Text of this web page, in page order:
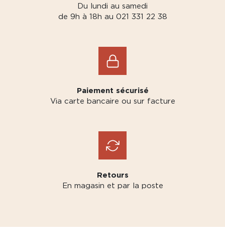
Du lundi au samedi
de 9h à 18h au 021 331 22 38
Paiement sécurisé
Via carte bancaire ou sur facture
Retours
En magasin et par la poste